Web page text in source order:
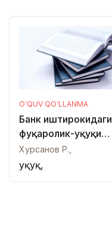
O‘QUV QO‘LLANMA
Банк иштирокидаги
фуқаролик-ҳуқуқий
шартномалар
Хурсанов Р.,
Ҳуқуқ,